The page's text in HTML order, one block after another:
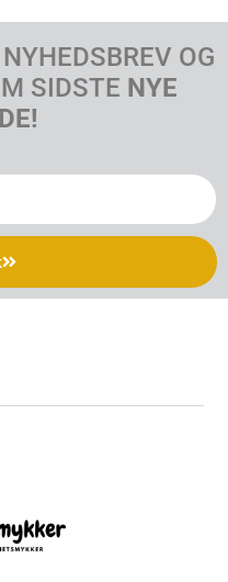
OG
SIDSTE NYE